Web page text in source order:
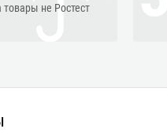
товары не Ростест